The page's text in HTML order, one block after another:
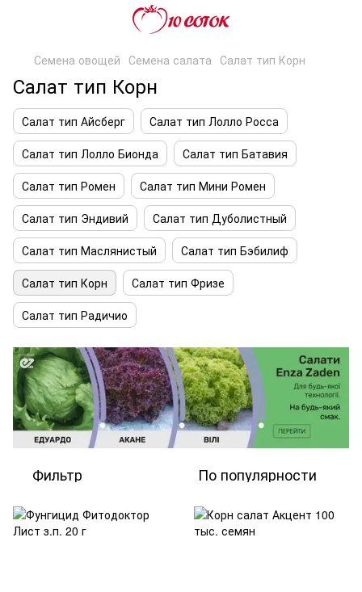
Семена овощей Семена салата Салат тип Корн
Салат тип Корн
Салат тип Айсберг
Салат тип Лолло Росса
Салат тип Лолло Бионда
Салат тип Батавия
Салат тип Ромен
Салат тип Мини Ромен
Салат тип Эндивий
Салат тип Дуболистный
Салат тип Маслянистый
Салат тип Бэбилиф
Салат тип Корн
Салат тип Фризе
Салат тип Радичио
Фильтр По популярности